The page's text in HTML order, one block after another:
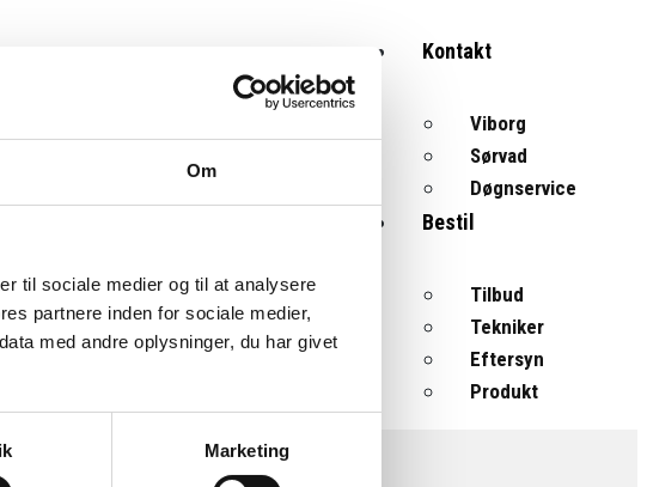
Om
til sociale medier og til at analysere
partnere inden for sociale medier,
med andre oplysninger, du har givet
Marketing
Kontakt
Viborg
Sørvad
Døgnservice
Bestil
Tilbud
Tekniker
Eftersyn
Produkt